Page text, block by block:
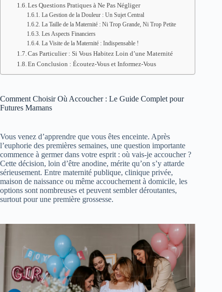
Les Questions Pratiques à Ne Pas Négliger
La Gestion de la Douleur : Un Sujet Central
La Taille de la Maternité : Ni Trop Grande, Ni Trop Petite
Les Aspects Financiers
La Visite de la Maternité : Indispensable !
Cas Particulier : Si Vous Habitez Loin d’une Maternité
En Conclusion : Écoutez-Vous et Informez-Vous
Comment Choisir Où Accoucher : Le Guide Complet pour
Futures Mamans
Vous venez d’apprendre que vous êtes enceinte. Après
l’euphorie des premières semaines, une question importante
commence à germer dans votre esprit : où vais-je accoucher ?
Cette décision, loin d’être anodine, mérite qu’on s’y attarde
sérieusement. Entre maternité publique, clinique privée,
maison de naissance ou même accouchement à domicile, les
options sont nombreuses et peuvent sembler déroutantes,
surtout pour une première grossesse.